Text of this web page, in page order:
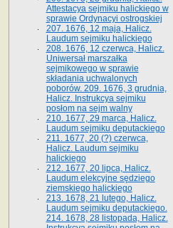
Attestacya sejmiku halickiego w
sprawie Ordynacyi ostrogskiej
207. 1676, 12 maja, Halicz.
Laudum sejmiku halickiego
208. 1676, 12 czerwca, Halicz.
Uniwersał marszałka
sejmikowego w sprawie
składania uchwalonych
poborów. 209. 1676, 3 grudnia,
Halicz. Instrukcya sejmiku
posłom na sejm walny
210. 1677, 29 marca, Halicz.
Laudum sejmiku deputackiego
211. 1677, 20 (?) czerwca,
Halicz. Laudum sejmiku
halickiego
212. 1677, 20 lipca, Halicz.
Laudum elekcyjne sędziego
ziemskiego halickiego
213. 1678, 21 lutego, Halicz.
Laudum sejmiku deputackiego.
214. 1678, 28 listopada, Halicz.